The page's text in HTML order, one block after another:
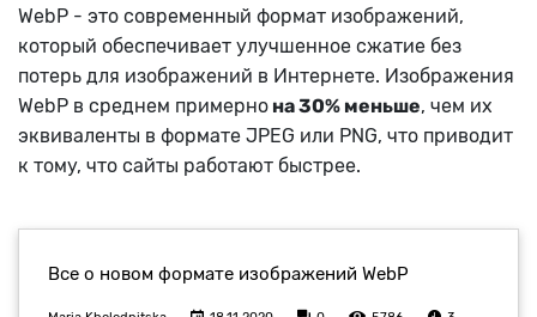
WebP - это современный формат изображений,
который обеспечивает улучшенное сжатие без
потерь для изображений в Интернете. Изображения
WebP в среднем примерно на 30% меньше, чем их
эквиваленты в формате JPEG или PNG, что приводит
к тому, что сайты работают быстрее.